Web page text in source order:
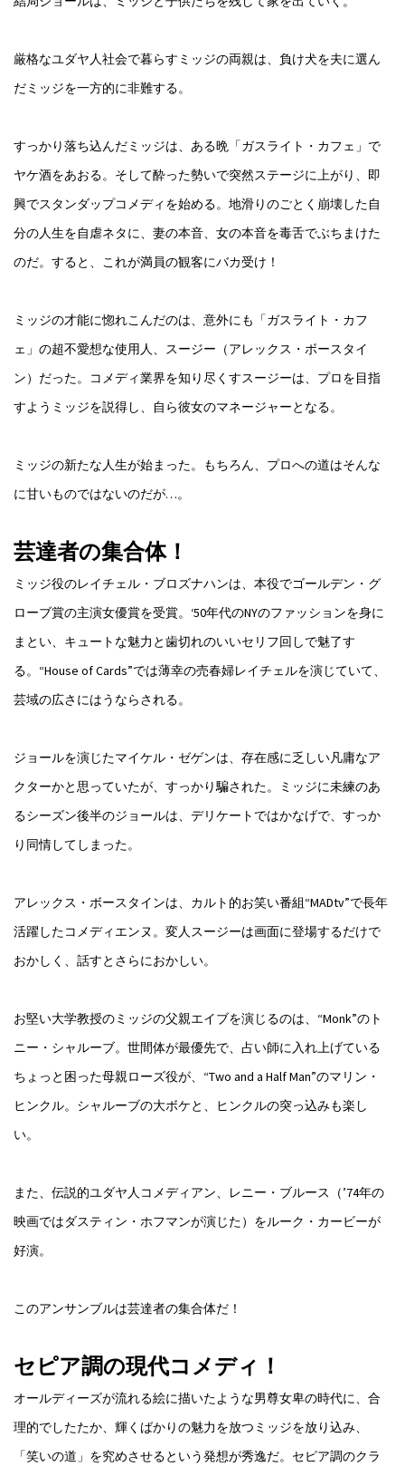
厳格なユダヤ人社会で暮らすミッジの両親は、負け犬を夫に選ん
だミッジを一方的に非難する。
すっかり落ち込んだミッジは、ある晩「ガスライト・カフェ」で
ヤケ酒をあおる。そして酔った勢いで突然ステージに上がり、即
興でスタンダップコメディを始める。地滑りのごとく崩壊した自
分の人生を自虐ネタに、妻の本音、女の本音を毒舌でぶちまけた
のだ。すると、これが満員の観客にバカ受け！
ミッジの才能に惚れこんだのは、意外にも「ガスライト・カフ
ェ」の超不愛想な使用人、スージー（アレックス・ボースタイ
ン）だった。コメディ業界を知り尽くすスージーは、プロを目指
すようミッジを説得し、自ら彼女のマネージャーとなる。
ミッジの新たな人生が始まった。もちろん、プロへの道はそんな
に甘いものではないのだが…。
芸達者の集合体！
ミッジ役のレイチェル・ブロズナハンは、本役でゴールデン・グ
ローブ賞の主演女優賞を受賞。‘50年代のNYのファッションを身に
まとい、キュートな魅力と歯切れのいいセリフ回しで魅了す
る。“House of Cards”では薄幸の売春婦レイチェルを演じていて、
芸域の広さにはうならされる。
ジョールを演じたマイケル・ゼゲンは、存在感に乏しい凡庸なア
クターかと思っていたが、すっかり騙された。ミッジに未練のあ
るシーズン後半のジョールは、デリケートではかなげで、すっか
り同情してしまった。
アレックス・ボースタインは、カルト的お笑い番組“MADtv”で長年
活躍したコメディエンヌ。変人スージーは画面に登場するだけで
おかしく、話すとさらにおかしい。
お堅い大学教授のミッジの父親エイブを演じるのは、“Monk”のト
ニー・シャルーブ。世間体が最優先で、占い師に入れ上げている
ちょっと困った母親ローズ役が、“Two and a Half Man”のマリン・
ヒンクル。シャルーブの大ボケと、ヒンクルの突っ込みも楽し
い。
また、伝説的ユダヤ人コメディアン、レニー・ブルース（’74年の
映画ではダスティン・ホフマンが演じた）をルーク・カービーが
好演。
このアンサンブルは芸達者の集合体だ！
セピア調の現代コメディ！
オールディーズが流れる絵に描いたような男尊女卑の時代に、合
理的でしたたか、輝くばかりの魅力を放つミッジを放り込み、
「笑いの道」を究めさせるという発想が秀逸だ。セピア調のクラ